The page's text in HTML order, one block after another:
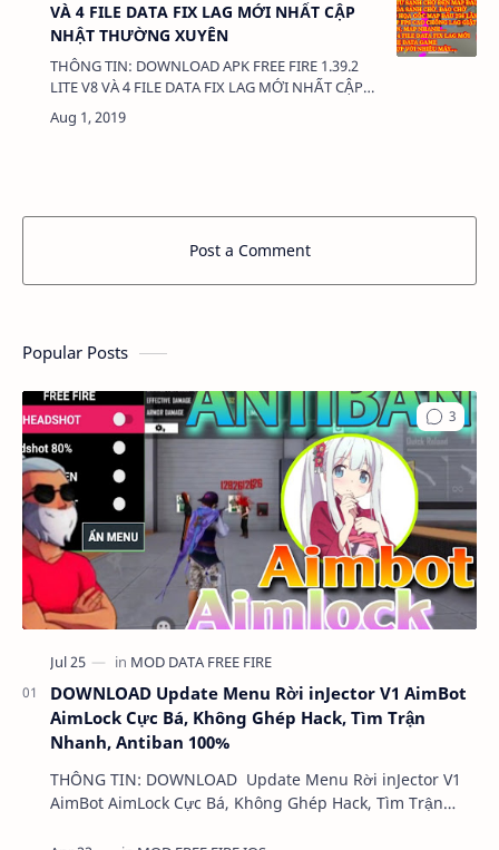
VÀ 4 FILE DATA FIX LAG MỚI NHẤT CẬP
NHẬT THƯỜNG XUYÊN
THÔNG TIN: DOWNLOAD APK FREE FIRE 1.39.2
LITE V8 VÀ 4 FILE DATA FIX LAG MỚI NHẤT CẬP
NHẬT THƯỜNG XUYÊN DUNG LƯỢNG: 67MB
LINK: - APK FREE FIRE 1.39.2 L…
Post a Comment
Popular Posts
DOWNLOAD Update Menu Rời inJector V1 AimBot
AimLock Cực Bá, Không Ghép Hack, Tìm Trận
Nhanh, Antiban 100%
THÔNG TIN: DOWNLOAD Update Menu Rời inJector V1
AimBot AimLock Cực Bá, Không Ghép Hack, Tìm Trận